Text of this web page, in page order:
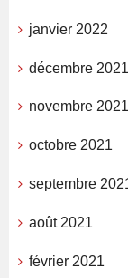
janvier 2022
décembre 2021
novembre 2021
octobre 2021
septembre
août 2021
février 2021